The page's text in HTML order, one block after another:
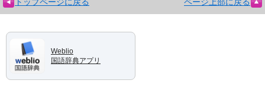
Weblio
国語辞典アプリ